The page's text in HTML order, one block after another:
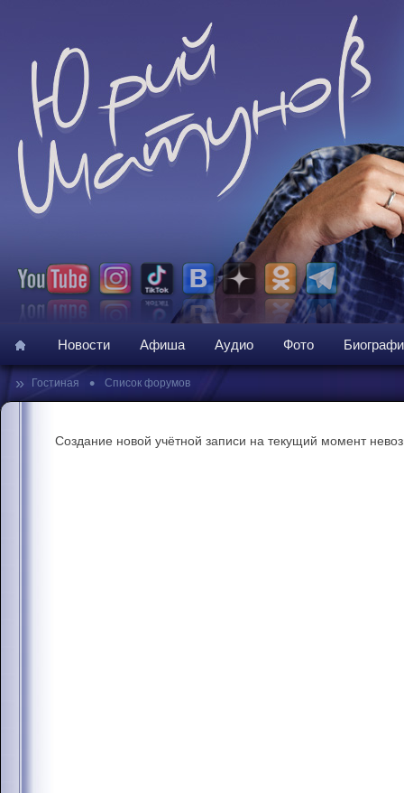
Новости Афиша Аудио Фото
» Гостиная • Список форумов
Создание новой учётной записи на текущий момент